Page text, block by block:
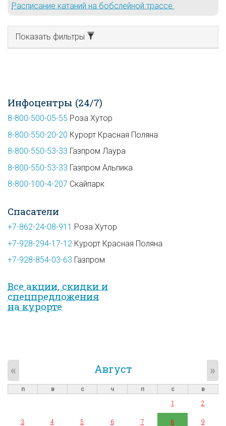
Расписание катаний на бобслейной трассе.
Показать фильтры
Инфоцентры (24/7)
8-800-500-05-55 Роза Хутор
8-800-550-20-20 Курорт Красная Поляна
8-800-550-53-33 Газпром Лаура
8-800-550-53-33 Газпром Альпика
8-800-100-4-207 Скайпарк
Спасатели
+7-862-24-08-911 Роза Хутор
+7-928-294-17-12 Курорт Красная Поляна
+7-928-854-03-63 Газпром
Все акции, скидки и
спец­предложе­ния
на курорте
Август
« »
п в с ч п с
в
1
2
3 4 5 6 7 8 9